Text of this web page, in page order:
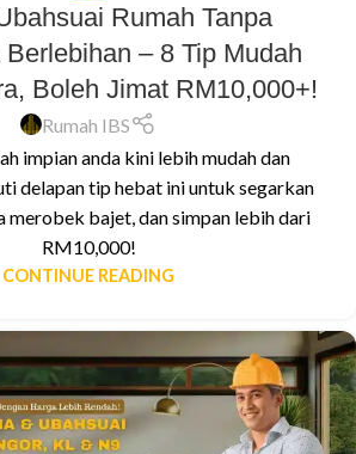
Rumah Tanpa
– 8 Tip Mudah
Boleh Jimat RM10,000+!
Rumah IBS
impian anda kini lebih mudah dan
delapan tip hebat ini untuk segarkan
merobek bajet, dan simpan lebih dari
RM10,000!
CONTINUE READING